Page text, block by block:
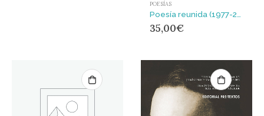
POESÍAS
Poesía reunida (1977-2023)
35,00€